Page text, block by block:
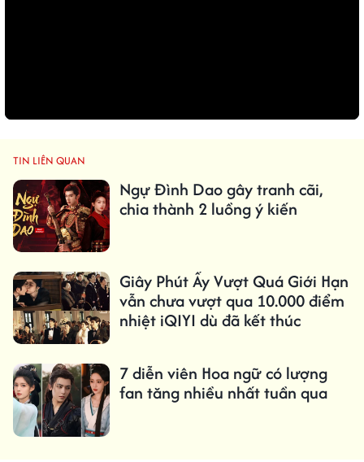
TIN LIÊN QUAN
Ngự Đình Dao gây tranh cãi,
chia thành 2 luồng ý kiến
Giây Phút Ấy Vượt Quá Giới Hạn
vẫn chưa vượt qua 10.000 điểm
nhiệt iQIYI dù đã kết thúc
7 diễn viên Hoa ngữ có lượng
fan tăng nhiều nhất tuần qua